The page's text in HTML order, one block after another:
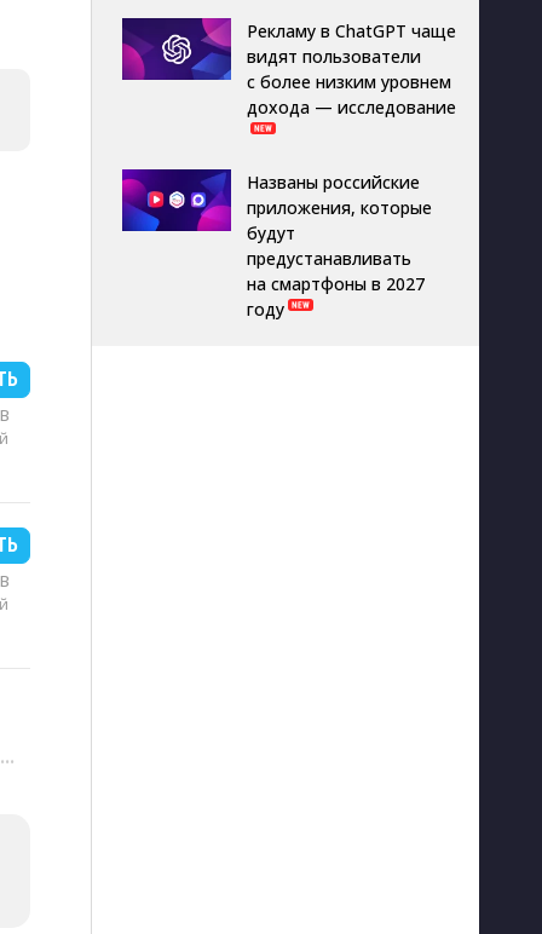
···
Рекламу в ChatGPT чаще
видят пользователи
с более низким уровнем
дохода — исследование
Названы российские
приложения, которые
будут
предустанавливать
на смартфоны в 2027
году